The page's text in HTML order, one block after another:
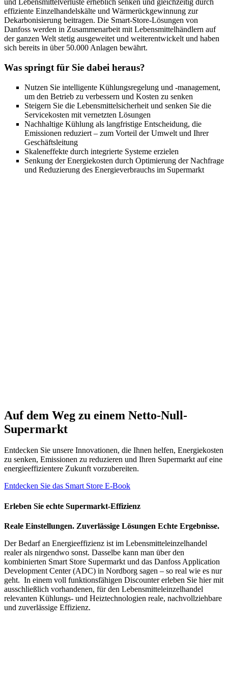
und Lebensmittelverluste erheblich senken und gleichzeitig durch
effiziente Einzelhandelskälte und Wärmerückgewinnung zur
Dekarbonisierung beitragen. Die Smart-Store-Lösungen von
Danfoss werden in Zusammenarbeit mit Lebensmittelhändlern auf
der ganzen Welt stetig ausgeweitet und weiterentwickelt und haben
sich bereits in über 50.000 Anlagen bewährt.
Was springt für Sie dabei heraus?
Nutzen Sie intelligente Kühlungsregelung und -management,
um den Betrieb zu verbessern und Kosten zu senken
Steigern Sie die Lebensmittelsicherheit und senken Sie die
Servicekosten mit vernetzten Lösungen
Nachhaltige Kühlung als langfristige Entscheidung, die
Emissionen reduziert – zum Vorteil der Umwelt und Ihrer
Geschäftsleitung
Skaleneffekte durch integrierte Systeme erzielen
Senkung der Energiekosten durch Optimierung der Nachfrage
und Reduzierung des Energieverbrauchs im Supermarkt
Auf dem Weg zu einem Netto-Null-
Supermarkt
Entdecken Sie unsere Innovationen, die Ihnen helfen, Energiekosten
zu senken, Emissionen zu reduzieren und Ihren Supermarkt auf eine
energieeffizientere Zukunft vorzubereiten.
Entdecken Sie das Smart Store E-Book
Erleben Sie echte Supermarkt-Effizienz
Reale Einstellungen. Zuverlässige Lösungen Echte Ergebnisse.
Der Bedarf an Energieeffizienz ist im Lebensmitteleinzelhandel
realer als nirgendwo sonst. Dasselbe kann man über den
kombinierten Smart Store Supermarkt und das Danfoss Application
Development Center (ADC) in Nordborg sagen – so real wie es nur
geht. In einem voll funktionsfähigen Discounter erleben Sie hier mit
ausschließlich vorhandenen, für den Lebensmitteleinzelhandel
relevanten Kühlungs- und Heiztechnologien reale, nachvollziehbare
und zuverlässige Effizienz.